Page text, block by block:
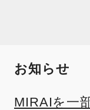
お知らせ
MIRAIを一